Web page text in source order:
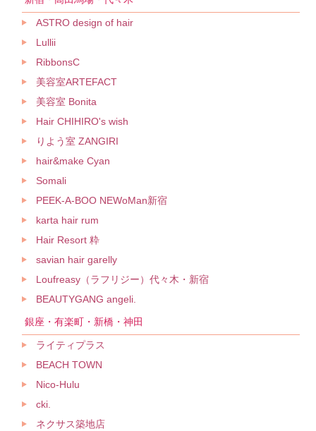
ASTRO design of hair
Lullii
RibbonsC
美容室ARTEFACT
美容室 Bonita
Hair CHIHIRO's wish
りよう室 ZANGIRI
hair&make Cyan
Somali
PEEK-A-BOO NEWoMan新宿
karta hair rum
Hair Resort 粋
savian hair garelly
Loufreasy（ラフリジー）代々木・新宿
BEAUTYGANG angeli.
銀座・有楽町・新橋・神田
ライティプラス
BEACH TOWN
Nico-Hulu
cki.
ネクサス築地店